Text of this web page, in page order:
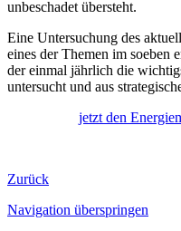
unbeschadet übersteht.
Eine Untersuchung des
eines der Themen im soeben
der einmal jährlich die
untersucht und aus
jetzt den
Zurück
Navigation überspringen